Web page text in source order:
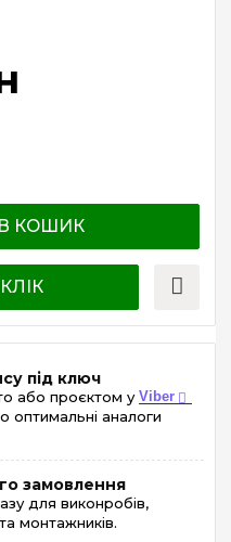
В КОШИК
під ключ
або проєктом у Viber
оптимальні аналоги
замовлення
для виконробів,
монтажників.